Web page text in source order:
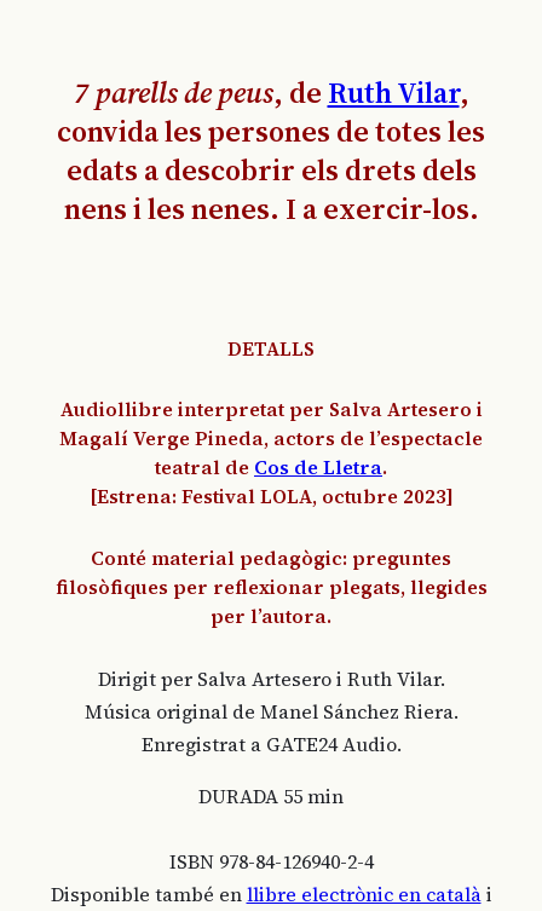
7 parells de peus, de Ruth Vilar,
convida les persones de totes les
edats a descobrir els drets dels
nens i les nenes. I a exercir-los.
DETALLS
Audiollibre interpretat per Salva Artesero i
Magalí Verge Pineda, actors de l’espectacle
teatral de Cos de Lletra.
[Estrena: Festival LOLA, octubre 2023]
Conté material pedagògic: preguntes
filosòfiques per reflexionar plegats, llegides
per l’autora.
Dirigit per Salva Artesero i Ruth Vilar.
Música original de Manel Sánchez Riera.
Enregistrat a GATE24 Audio.
DURADA 55 min
ISBN 978-84-126940-2-4
Disponible també enllibre electrònic en catalài